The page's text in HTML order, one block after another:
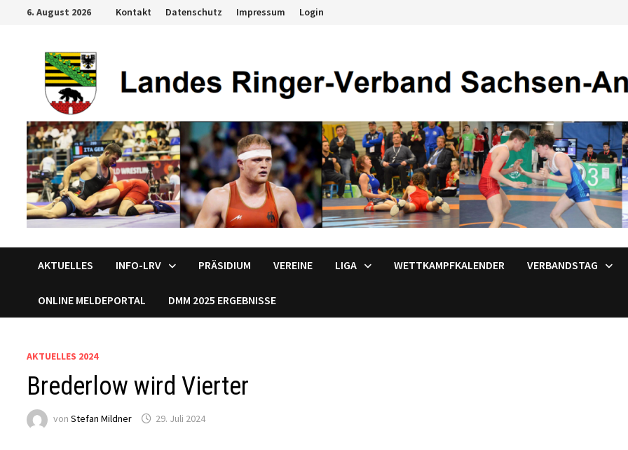
6. August 2026 Kontakt Datenschutz Impressum Login
AKTUELLES INFO-LRV PRÄSIDIUM VEREINE LIGA WETTKAMPFKALENDER VERBANDSTAG
ONLINE MELDEPORTAL DMM 2025 ERGEBNISSE
AKTUELLES 2024
Brederlow wird Vierter
vonStefan Mildner 29. Juli 2024